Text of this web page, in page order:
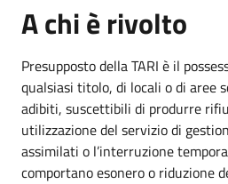
A chi è rivolto
Presupposto della TARI è il
qualsiasi titolo, di locali o di aree
adibiti, suscettibili di produrre
utilizzazione del servizio di
assimilati o l’interruzione
comportano esonero o riduzione